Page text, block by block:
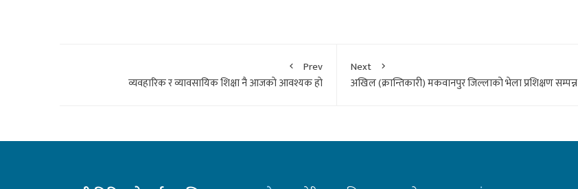
Prev
व्यवहारिक र व्यावसायिक शिक्षा नै आजकाे आवश्यक हाे
Next
अखिल (क्रान्तिकारी) मकवानपुर जिल्लाको भेला प्रशिक्षण सम्पन्न